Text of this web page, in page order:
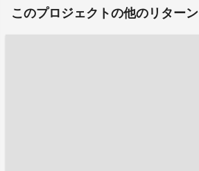
このプロジェクトの他のリターン